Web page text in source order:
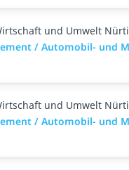
und Umwelt
/ Automobil- und
und Umwelt
/ Automobil- und